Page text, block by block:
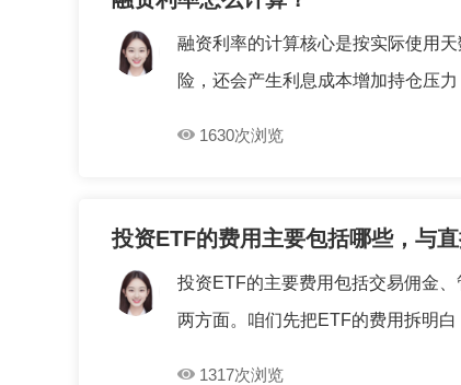
融资利率的计算核心是按实际使用
险，还会产生利息成本增加持仓压
1630次浏览
投资ETF的费用主要包括哪些，与
投资ETF的主要费用包括交易佣金
两方面。咱们先把ETF的费用拆明
1317次浏览